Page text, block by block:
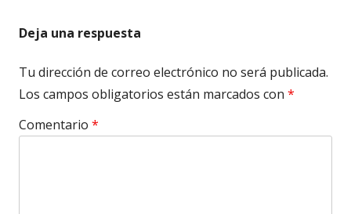
Deja una respuesta
Tu dirección de correo electrónico no será publicada.
Los campos obligatorios están marcados con *
Comentario *